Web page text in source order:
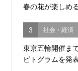
春の花が楽しめ
3 社会・経済
東京五輪開催ま
ピトグラムを発